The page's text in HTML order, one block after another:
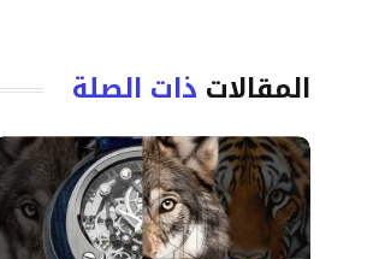
المقالات ذات الصلة